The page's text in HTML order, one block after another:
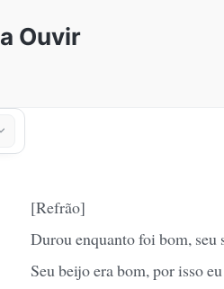
Ouvir
[Refrão]
Durou enquanto foi bom, seu
Seu beijo era bom, por isso